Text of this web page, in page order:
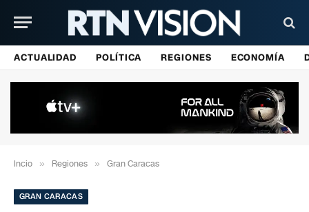
ACTUALIDAD POLÍTICA REGIONES ECONOMÍA
Incio » Regiones » Gran Caracas
GRAN CARACAS